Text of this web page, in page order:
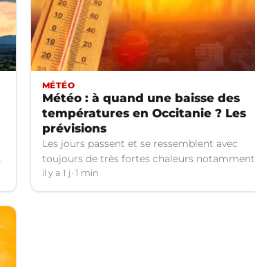
MÉTÉO
Météo : à quand une baisse des
températures en Occitanie ? Les
prévisions
Les jours passent et se ressemblent avec
toujours de très fortes chaleurs notamment
dans le Languedoc. Jusqu’à quand ?
il y a 1 j 1 min